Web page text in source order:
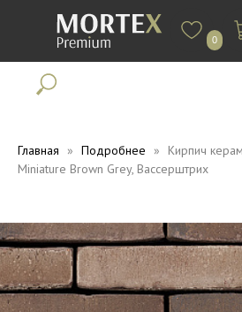
0
Главная Подробнее
Кирпич
Miniature Brown Grey, Вассерштрих